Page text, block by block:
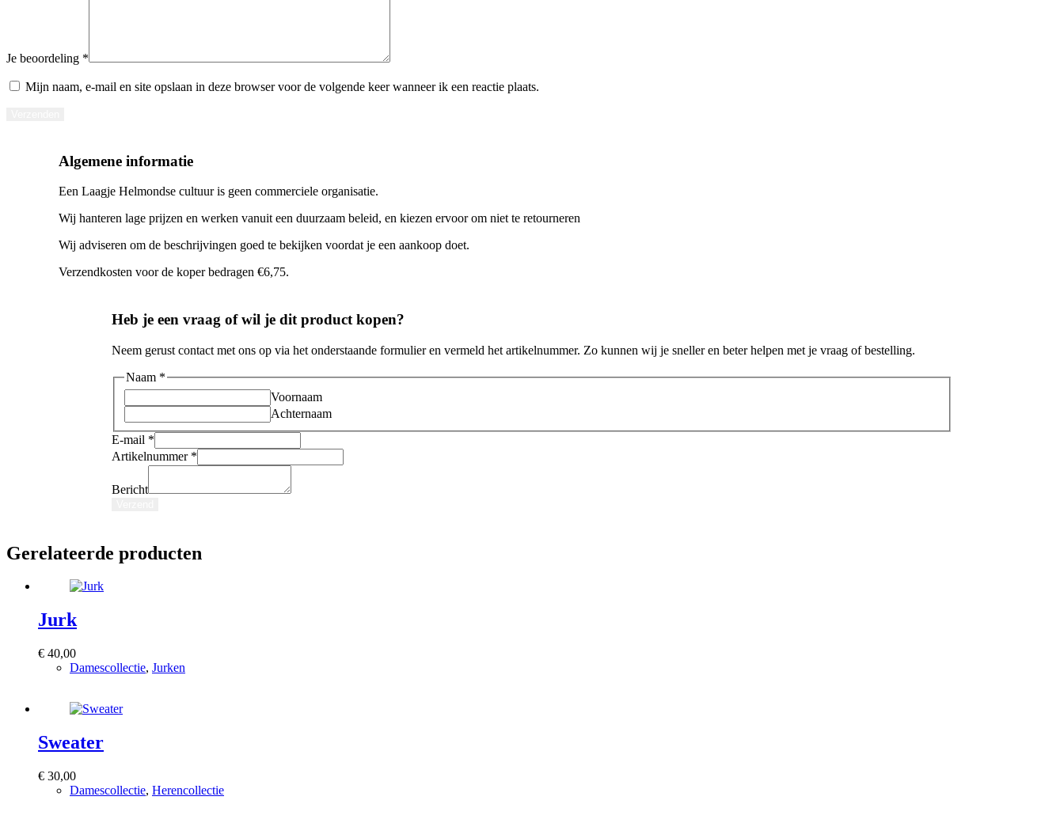
Je beoordeling *
Mijn naam, e-mail en site opslaan in deze browser voor de volgende keer wanneer ik een reactie plaats.
Algemene informatie
Een Laagje Helmondse cultuur is geen commerciele organisatie.
Wij hanteren lage prijzen en werken vanuit een duurzaam beleid, en kiezen ervoor om niet te retourneren
Wij adviseren om de beschrijvingen goed te bekijken voordat je een aankoop doet.
Verzendkosten voor de koper bedragen €6,75.
Heb je een vraag of wil je dit product kopen?
Neem gerust contact met ons op via het onderstaande formulier en vermeld het artikelnummer. Zo kunnen wij je sneller en beter helpen met je vraag of bestelling.
Naam *
Voornaam
Achternaam
E-mail *
Artikelnummer *
Bericht
Bericht
Gerelateerde producten
Jurk
€ 40,00
Damescollectie, Jurken
Sweater
€ 30,00
Damescollectie, Herencollectie